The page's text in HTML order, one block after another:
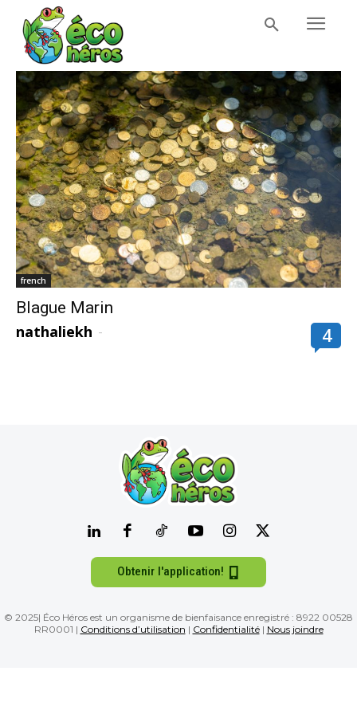
french
Blague Marin
nathaliekh - 4
Obtenir l'application!
© 2025| Éco Héros est un organisme de bienfaisance enregistré : 8922 00528
RR0001 | Conditions d’utilisation | Confidentialité| Nous joindre